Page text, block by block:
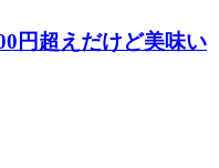
円超えだけど美味い